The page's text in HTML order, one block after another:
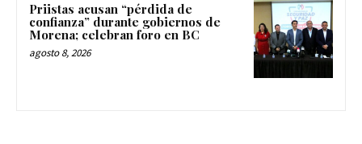
Priistas acusan “pérdida de
confianza” durante gobiernos de
Morena; celebran foro en BC
agosto 8, 2026